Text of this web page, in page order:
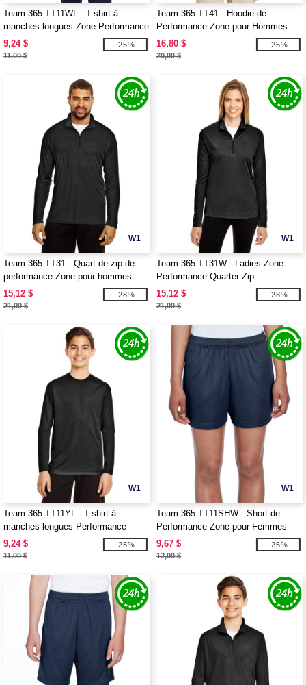
Team 365 TT11WL - T-shirt à
manches longues Zone Performance
pour femmes
9,24 $
11,00 $
-25%
Team 365 TT41 - Hoodie de
Performance Zone pour Hommes
16,80 $
20,00 $
-25%
W1
Team 365 TT31 - Quart de zip de
performance Zone pour hommes
15,12 $
21,00 $
-28%
W1
Team 365 TT31W - Ladies Zone
Performance Quarter-Zip
15,12 $
21,00 $
-28%
W1
Team 365 TT11YL - T-shirt à
manches longues Performance
Youth Zone
9,24 $
11,00 $
-25%
W1
Team 365 TT11SHW - Short de
Performance Zone pour Femmes
9,67 $
12,00 $
-25%